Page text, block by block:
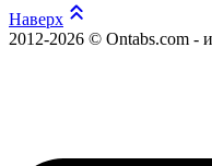
Наверх
2012-2026 © Ontabs.com -